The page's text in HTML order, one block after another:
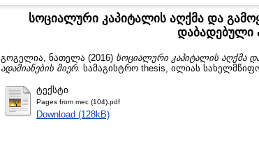
სოციალური კაპიტალის აღქმა და
დაბადებული
გოგელია, ნათელა (2016) სოციალური კაპიტალის აღქმა
ადამიანების მიერ. სამაგისტრო thesis, ილიას
ტექსტი
Pages from mec (104).pdf
Download (128kB)